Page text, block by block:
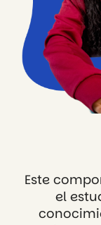
Este
el